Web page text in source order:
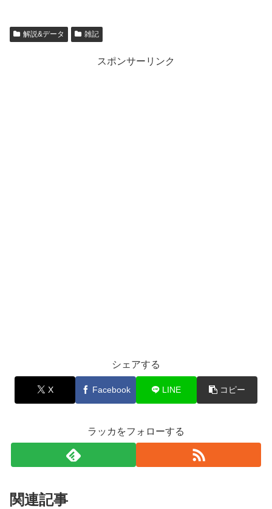
解説&データ 雑記
スポンサーリンク
シェアする
X Facebook LINE コピー
ラッカをフォローする
関連記事